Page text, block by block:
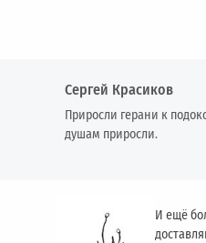
Сергей Красиков
Приросли герани к
душам приросли.
И ещё